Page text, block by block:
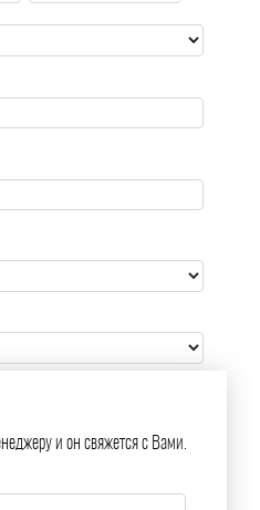
и он свяжется с Вами.